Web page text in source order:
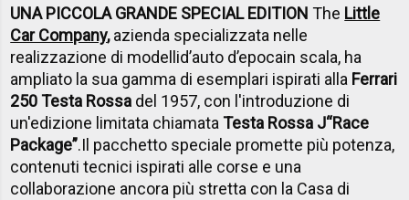
UNA PICCOLA GRANDE SPECIAL EDITIONThe Little
Car Company,azienda specializzata nelle
realizzazione di modellid’auto d’epocain scala, ha
ampliato la sua gamma di esemplari ispirati alla Ferrari
250 Testa Rossa del 1957, con l'introduzione di
un'edizione limitata chiamataTesta Rossa J“Race
Package”.Il pacchetto speciale promette più potenza,
contenuti tecnici ispirati alle corse e una
collaborazione ancora più stretta con la Casa di